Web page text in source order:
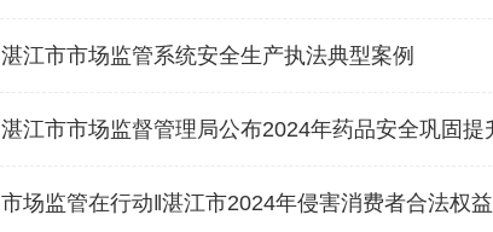
湛江市市场监管系统安全生产执法典型案例
湛江市市场监督管理局公布2024年药品安全巩固提
市场监管在行动‖湛江市2024年侵害消费者合法权